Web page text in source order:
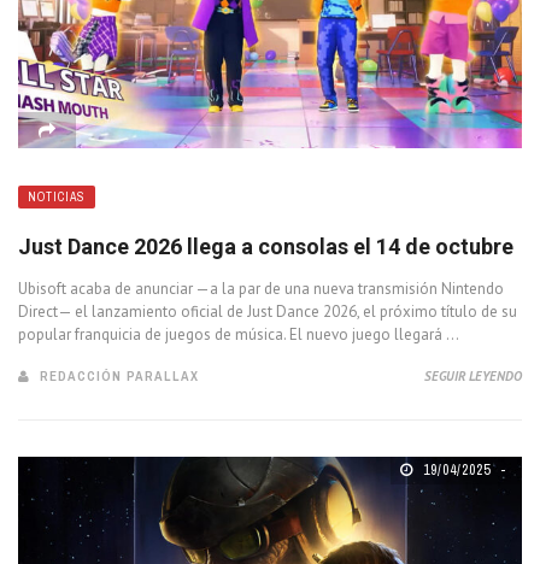
NOTICIAS
Just Dance 2026 llega a consolas el 14 de octubre
Ubisoft acaba de anunciar —a la par de una nueva transmisión Nintendo
Direct— el lanzamiento oficial de Just Dance 2026, el próximo título de su
popular franquicia de juegos de música. El nuevo juego llegará ...
REDACCIÓN PARALLAX SEGUIR LEYENDO
19/04/2025